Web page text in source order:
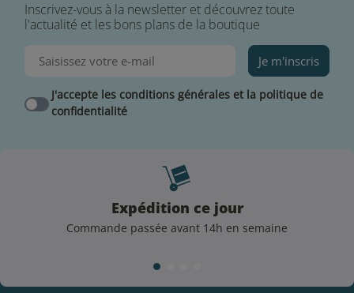
Conservation du e-liquide
Grâce à la DLUO notée sur le flacon Mix'n'Vape, vous
savez combien de temps, vous pourrez garder et
vapoter ce e-liquide. Pour le conserver idéalement et
Inscrivez-vous à la newsletter et découvrez toute
l'actualité et les bons plans de la boutique
Je m'inscris
J'accepte les conditions générales et la politique de
confidentialité
Expédition ce jour
Commande passée avant 14h en semaine